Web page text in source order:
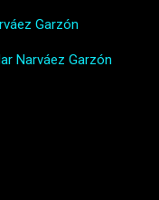
Garzón
Narváez Garzón